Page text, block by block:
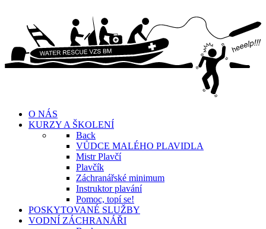
O NÁS
KURZY A ŠKOLENÍ
Back
VŮDCE MALÉHO PLAVIDLA
Mistr Plavčí
Plavčík
Záchranářské minimum
Instruktor plavání
Pomoc, topí se!
POSKYTOVANÉ SLUŽBY
VODNÍ ZÁCHRANÁŘI